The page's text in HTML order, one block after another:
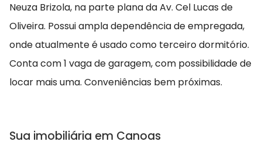
Neuza Brizola, na parte plana da Av. Cel Lucas de
Oliveira. Possui ampla dependência de empregada,
onde atualmente é usado como terceiro dormitório.
Conta com 1 vaga de garagem, com possibilidade de
locar mais uma. Conveniências bem próximas.
Sua imobiliária em Canoas